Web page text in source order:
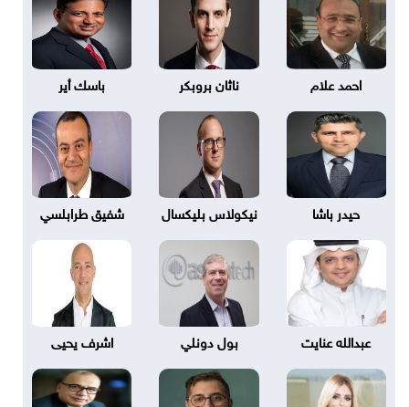
احمد علام ناثان بروبكر باسك أير
حيدر باشا نيكولاس بليكسال شفيق طرابلسي
عبدالله عنايت بول دونلي اشرف يحيى